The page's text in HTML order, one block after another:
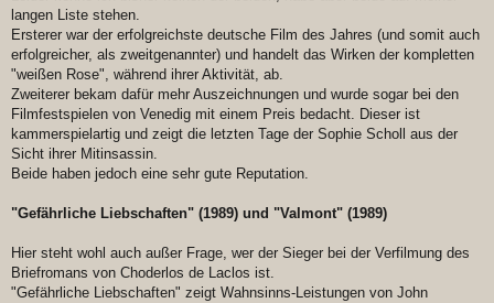
langen Liste stehen.
Ersterer war der erfolgreichste deutsche Film des Jahres (und somit auch
erfolgreicher, als zweitgenannter) und handelt das Wirken der kompletten
"weißen Rose", während ihrer Aktivität, ab.
Zweiterer bekam dafür mehr Auszeichnungen und wurde sogar bei den
Filmfestspielen von Venedig mit einem Preis bedacht. Dieser ist
kammerspielartig und zeigt die letzten Tage der Sophie Scholl aus der
Sicht ihrer Mitinsassin.
Beide haben jedoch eine sehr gute Reputation.
"Gefährliche Liebschaften" (1989) und "Valmont" (1989)
Hier steht wohl auch außer Frage, wer der Sieger bei der Verfilmung des
Briefromans von Choderlos de Laclos ist.
"Gefährliche Liebschaften" zeigt Wahnsinns-Leistungen von John